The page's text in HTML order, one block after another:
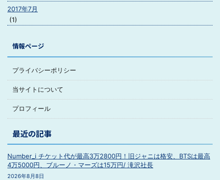
2017年7月
(1)
情報ページ
プライバシーポリシー
当サイトについて
プロフィール
最近の記事
Number_i チケット代が最高3万2800円！旧ジャニは格安、BTSは最高
4万5000円、ブルーノ・マーズは15万円/ 滝沢社長
2026年8月8日